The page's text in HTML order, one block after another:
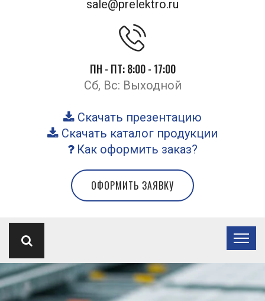
sale@prelektro.ru
ПН - ПТ: 8:00 - 17:00
Сб, Вс: Выходной
Скачать презентацию
Скачать каталог продукции
Как оформить заказ?
ОФОРМИТЬ ЗАЯВКУ